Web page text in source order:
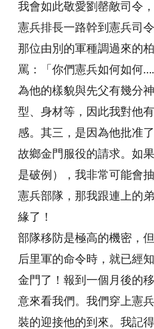
我會如此敬愛劉罄敵司令
憲兵排長一路幹到憲兵司
那位由別的軍種調過來的
罵：「你們憲兵如何如何
為他的樣貌與先父有幾分
型、身材等，因此我對他
感。其三，是因為他批准
故鄉金門服役的請求。如
是破例），我非常可能會
憲兵部隊，那我跟連上的
緣了！
部隊移防是極高的機密，
后里軍的命令時，就已經
金門了！報到一個月後的
意來看我們。我們穿上憲
裝的迎接他的到來。我記